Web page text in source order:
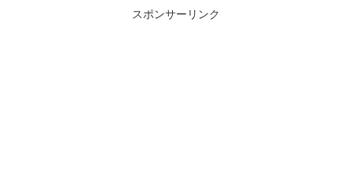
スポンサーリンク